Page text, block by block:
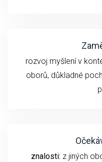
rozvoj myšlení v
oborů, důkladné
znalosti: z jiných